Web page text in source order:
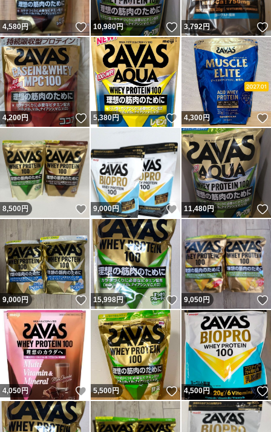
4,580円 いいね！
10,980円 いいね！
3,792円
4,200円 いいね！
5,380円 いいね！
4,300円
8,500円 いいね！
9,000円 いいね！
11,480円
9,000円 いいね！
15,998円 いいね！
9,050円
4,050円 いいね！
5,500円 いいね！
4,500円